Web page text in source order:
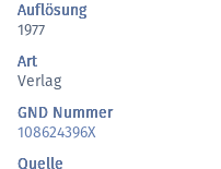
Auflösung
1977
Art
Verlag
GND Nummer
108624396X
Quelle